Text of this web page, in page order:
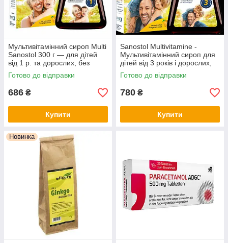
Мультивітамінний сироп Multi
Sanostol 300 г — для дітей
від 1 р. та дорослих, без
цукру, з апельсиновим
смаком, Німеччина
Готово до відправки
686 ₴
Купити
Sanostol Multivitamine -
Мультивітамінний сироп для
дітей від 3 років і дорослих,
без цукру, з натуральним
апельсиновим смаком
Готово до відправки
780 ₴
Купити
Новинка